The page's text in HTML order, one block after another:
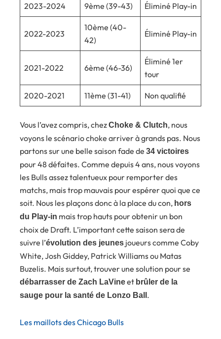
2023-2024 9ème (39-43) Éliminé Play-in
2022-2023
10ème (40-
42)
Éliminé Play-in
2021-2022 6ème (46-36)
Éliminé 1er
tour
2020-2021 11ème (31-41) Non qualifié
Vous l’avez compris, chezChoke & Clutch, nous
voyons le scénario choke arriver à grands pas. Nous
partons sur une belle saison fade de 34 victoires
pour 48 défaites. Comme depuis 4 ans, nous voyons
les Bulls assez talentueux pour remporter des
matchs, mais trop mauvais pour espérer quoi que ce
soit. Nous les plaçons donc à la place du con, hors
du Play-in mais trop hauts pour obtenir un bon
choix de Draft. L’important cette saison sera de
suivre l’évolution des jeunes joueurs comme Coby
White, Josh Giddey, Patrick Williams ou Matas
Buzelis. Mais surtout, trouver une solution pour se
débarrasser de Zach LaVineet brûler de la
sauge pour la santé de Lonzo Ball .
Les maillots des Chicago Bulls